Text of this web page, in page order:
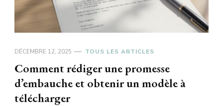
DÉCEMBRE 12, 2025 TOUS LES ARTICLES
Comment rédiger une promesse
d’embauche et obtenir un modèle à
télécharger